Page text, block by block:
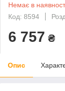
Немає в
Код: 8594
6 757 ₴
Опис